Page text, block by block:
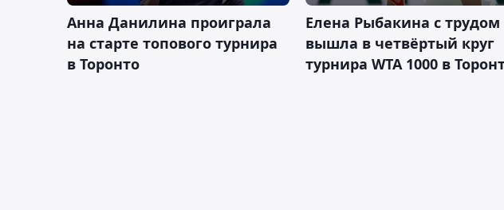
Анна Данилина проиграла
на старте топового турнира
в Торонто
Елена Рыбакина с трудом
вышла в четвёртый круг
турнира WTA 1000 в